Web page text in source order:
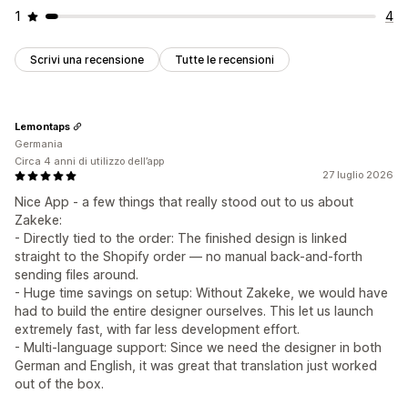
1
4
Scrivi una recensione Tutte le recensioni
27 luglio 2026
Nice App - a few things that really stood out to us about
Zakeke:
- Directly tied to the order: The finished design is linked
straight to the Shopify order — no manual back-and-forth
sending files around.
- Huge time savings on setup: Without Zakeke, we would have
had to build the entire designer ourselves. This let us launch
extremely fast, with far less development effort.
- Multi-language support: Since we need the designer in both
German and English, it was great that translation just worked
out of the box.
Lemontaps
Germania
Circa 4 anni di utilizzo dell’app